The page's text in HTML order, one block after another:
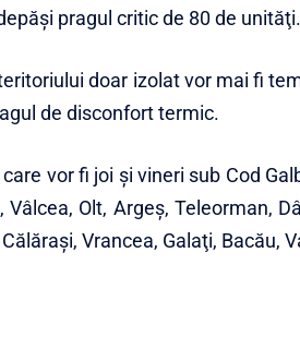
pragul critic de 80 de unităţi.
doar izolat vor mai fi
de disconfort termic.
vor fi joi și vineri sub Cod
Vâlcea, Olt, Argeş, Teleorman,
Vrancea, Galaţi, Bacău,